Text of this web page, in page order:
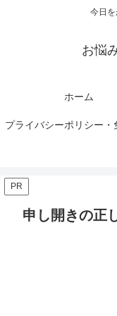
今日
お悩
ホーム
プライバシーポリシー・
PR
申し開きの正